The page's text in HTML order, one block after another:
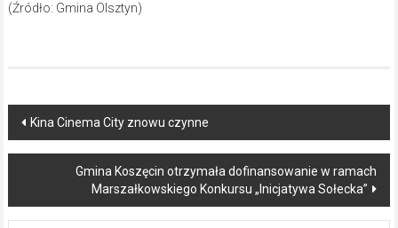
(Źródło: Gmina Olsztyn)
Post
navigation
Kina Cinema City znowu czynne
Gmina Koszęcin otrzymała dofinansowanie w ramach
Marszałkowskiego Konkursu „Inicjatywa Sołecka”